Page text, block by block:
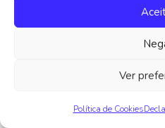
Ver
Política de Cookies